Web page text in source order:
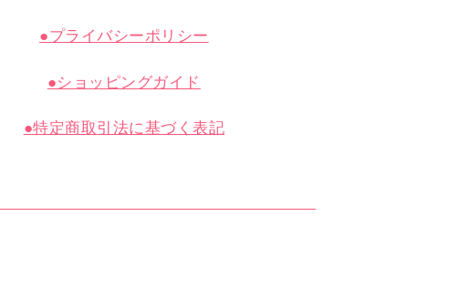
●プライバシーポリシー
●ショッピングガイド
●特定商取引法に基づく表記